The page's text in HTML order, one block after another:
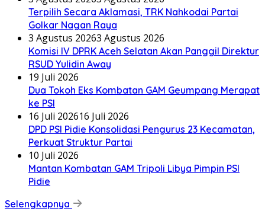
Terpilih Secara Aklamasi, TRK Nahkodai Partai
Golkar Nagan Raya
3 Agustus 20263 Agustus 2026
Komisi IV DPRK Aceh Selatan Akan Panggil Direktur
RSUD Yulidin Away
19 Juli 2026
Dua Tokoh Eks Kombatan GAM Geumpang Merapat
ke PSI
16 Juli 202616 Juli 2026
DPD PSI Pidie Konsolidasi Pengurus 23 Kecamatan,
Perkuat Struktur Partai
10 Juli 2026
Mantan Kombatan GAM Tripoli Libya Pimpin PSI
Pidie
Selengkapnya